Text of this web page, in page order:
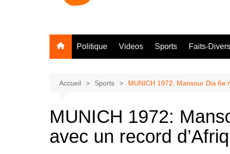
Politique Videos Sports Faits-Divers
Accueil Sports MUNICH 1972: Mansour Dia 6e
MUNICH 1972:
avec un record